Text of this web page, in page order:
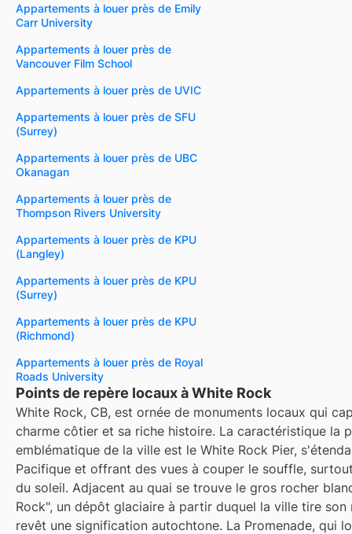
Appartements à louer près de Emily
Carr University
Appartements à louer près de
Vancouver Film School
Appartements à louer près de UVIC
Appartements à louer près de SFU
(Surrey)
Appartements à louer près de UBC
Okanagan
Appartements à louer près de
Thompson Rivers University
Appartements à louer près de KPU
(Langley)
Appartements à louer près de KPU
(Surrey)
Appartements à louer près de KPU
(Richmond)
Appartements à louer près de Royal
Roads University
Points de repère locaux à White Rock
White Rock, CB, est ornée de monuments locaux qui
charme côtier et sa riche histoire. La caractéristique la
emblématique de la ville est le White Rock Pier,
Pacifique et offrant des vues à couper le souffle,
du soleil. Adjacent au quai se trouve le gros rocher
Rock", un dépôt glaciaire à partir duquel la ville tire son
revêt une signification autochtone. La Promenade, qui